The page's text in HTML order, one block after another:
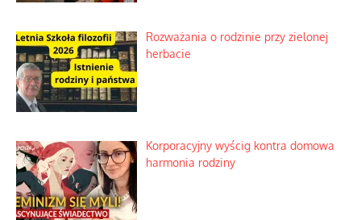
Rozważania o rodzinie przy zielonej
herbacie
Korporacyjny wyścig kontra domowa
harmonia rodziny